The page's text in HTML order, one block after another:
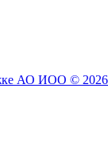
АО ИОО © 2026